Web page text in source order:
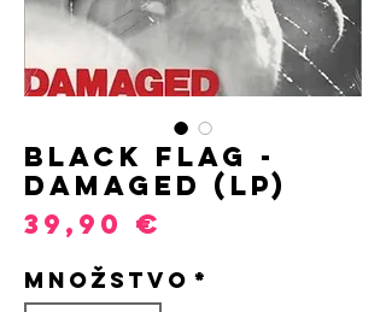
Black Flag -
Damaged (LP)
39,90 €
Množstvo *